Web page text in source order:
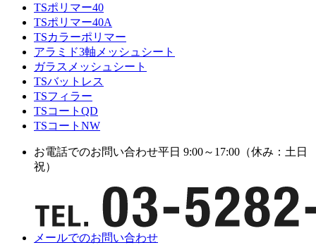
TSポリマー40
TSポリマー40A
TSカラーポリマー
アラミド3軸メッシュシート
ガラスメッシュシート
TSバットレス
TSフィラー
TSコートQD
TSコートNW
お電話でのお問い合わせ平日 9:00～17:00（休み：土日
祝）
メールでのお問い合わせ